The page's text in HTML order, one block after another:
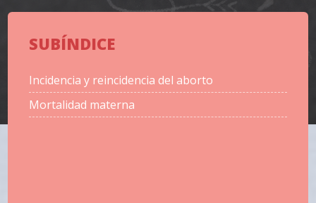
SUBÍNDICE
Incidencia y reincidencia del aborto
Mortalidad materna